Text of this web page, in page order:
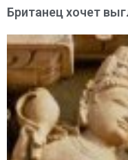
Британец хочет